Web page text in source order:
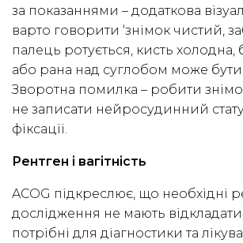
за показаннями – додаткова
варто говорити ‘знімок чистий,
палець ротується, кисть холодна,
або рана над суглобом може бути
Зворотна помилка – робити
не записати нейросудинний
фіксації.
Рентген і вагітність
ACOG підкреслює, що необхідні
дослідження не мають
потрібні для діагностики та